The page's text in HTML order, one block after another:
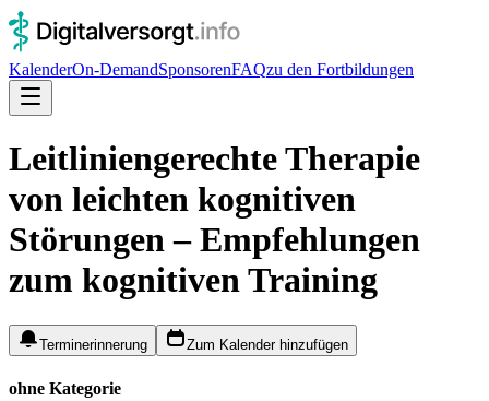
KalenderOn-DemandSponsorenFAQzu den Fortbildungen
Leitliniengerechte Therapie
von leichten kognitiven
Störungen – Empfehlungen
zum kognitiven Training
Terminerinnerung Zum Kalender hinzufügen
ohne Kategorie